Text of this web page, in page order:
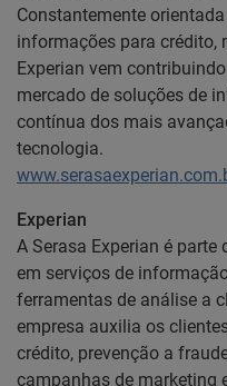
Constantemente
informações para crédito,
Experian vem
mercado de soluções de
contínua dos mais
tecnologia.
Experian
A Serasa Experian é
em serviços de
ferramentas de análise a
empresa auxilia os
crédito, prevenção a
campanhas de marketing